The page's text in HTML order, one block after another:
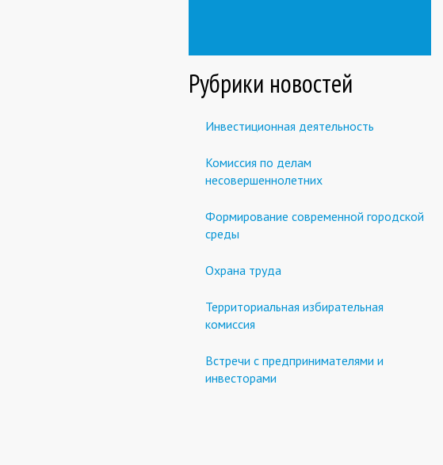
Рубрики новостей
Инвестиционная деятельность
Комиссия по делам
несовершеннолетних
Формирование современной городской
среды
Охрана труда
Территориальная избирательная
комиссия
Встречи с предпринимателями и
инвесторами